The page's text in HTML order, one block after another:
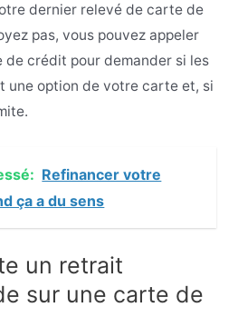
dernier relevé de carte de
pas, vous pouvez appeler
crédit pour demander si les
une option de votre carte et, si
Refinancer votre
ça a du sens
un retrait
sur une carte de